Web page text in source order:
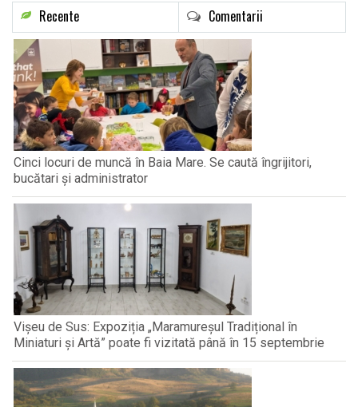
Recente Comentarii
Cinci locuri de muncă în Baia Mare. Se caută îngrijitori,
bucătari și administrator
Vișeu de Sus: Expoziția „Maramureșul Tradițional în
Miniaturi și Artă” poate fi vizitată până în 15 septembrie